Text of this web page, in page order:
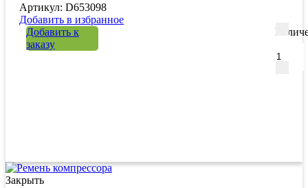
Артикул: D653098
Добавить в избранное
Добавить к
заказу
Закрыть